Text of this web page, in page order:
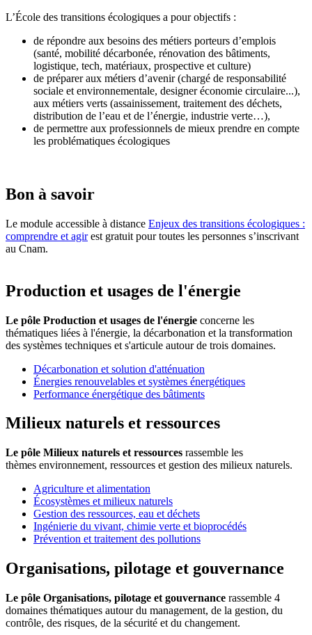
L’École des transitions écologiques a pour objectifs :
de répondre aux besoins des métiers porteurs d’emplois
(santé, mobilité décarbonée, rénovation des bâtiments,
logistique, tech, matériaux, prospective et culture)
de préparer aux métiers d’avenir (chargé de responsabilité
sociale et environnementale, designer économie circulaire...),
aux métiers verts (assainissement, traitement des déchets,
distribution de l’eau et de l’énergie, industrie verte…),
de permettre aux professionnels de mieux prendre en compte
les problématiques écologiques
Bon à savoir
Le module accessible à distance Enjeux des transitions écologiques :
comprendre et agirest gratuit pour toutes les personnes s’inscrivant
au Cnam.
Production et usages de l'énergie
Le pôle Production et usages de l'énergie concerne les
thématiques liées à l'énergie, la décarbonation et la transformation
des systèmes techniques et s'articule autour de trois domaines.
Décarbonation et solution d'atténuation
Énergies renouvelables et systèmes énergétiques
Performance énergétique des bâtiments
Milieux naturels et ressources
Le pôle Milieux naturels et ressources rassemble les
thèmes environnement, ressources et gestion des milieux naturels.
Agriculture et alimentation
Écosystèmes et milieux naturels
Gestion des ressources, eau et déchets
Ingénierie du vivant, chimie verte et bioprocédés
Prévention et traitement des pollutions
Organisations, pilotage et gouvernance
Le pôle Organisations, pilotage et gouvernance rassemble 4
domaines thématiques autour du management, de la gestion, du
contrôle, des risques, de la sécurité et du changement.